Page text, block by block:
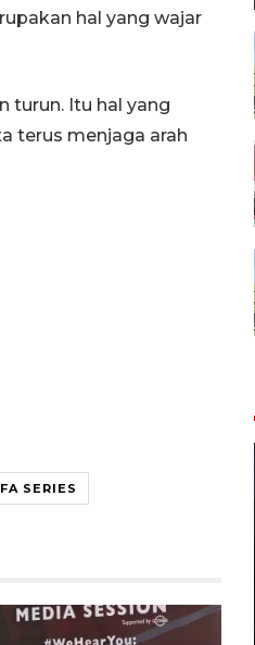
hal yang wajar
turun. Itu hal yang
terus menjaga arah
SERIES
SIM Baru